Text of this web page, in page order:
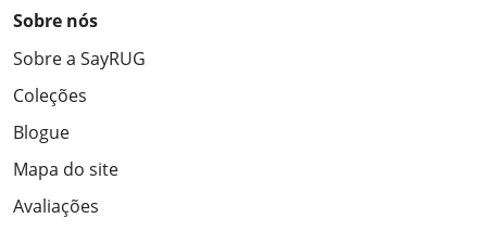
Sobre nós
Sobre a SayRUG
Coleções
Blogue
Mapa do site
Avaliações